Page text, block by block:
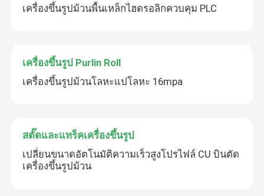
เครื่องขึ้นรูปม้วนพื้นเหล็กไฮดรอลิกควบคุม PLC
เครื่องขึ้นรูป Purlin Roll
เครื่องขึ้นรูปม้วนโลหะแปโลหะ 16mpa
สตั๊ดและแทร็คเครื่องขึ้นรูป
เปลี่ยนขนาดอัตโนมัติความเร็วสูงโปรไฟล์ CU บินตัด
เครื่องขึ้นรูปม้วน